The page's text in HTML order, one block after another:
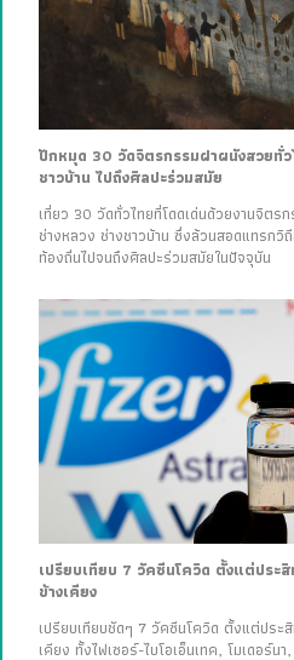
ปักหมุด 30 วัดจิตรกรรมฝาผนังสวยทั่
ชาวบ้าน ไปถึงศิลปะร่วมสมัย
เที่ยว 30 วัดทั่วไทยที่โดดเด่นด้วยงานจิตร
ช่างหลวง ช่างชาวบ้าน ซึ่งล้วนสอดแทรกวิ
ท้องถิ่นไปจนถึงศิลปะร่วมสมัยในปัจจุบัน
เปรียบเทียบ 7 วัคซีนโควิด ตั้งแต่ประ
ข้างเคียง
เปรียบเทียบชัดๆ 7 วัคซีนโควิด ตั้งแต่ประ
เคียง ทั้งไฟเซอร์-ไบโอเอ็นเทค, โมเดอร์น